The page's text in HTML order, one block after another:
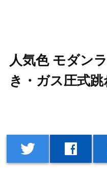
人気色 モダン
き・ガス圧式
twitter facebook